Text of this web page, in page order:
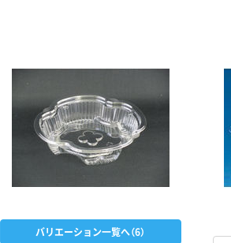
バリエーション一覧へ（6）
シェフパー ロー
ルタイプ
（税込）
￥935~ （税込）
￥1,228~